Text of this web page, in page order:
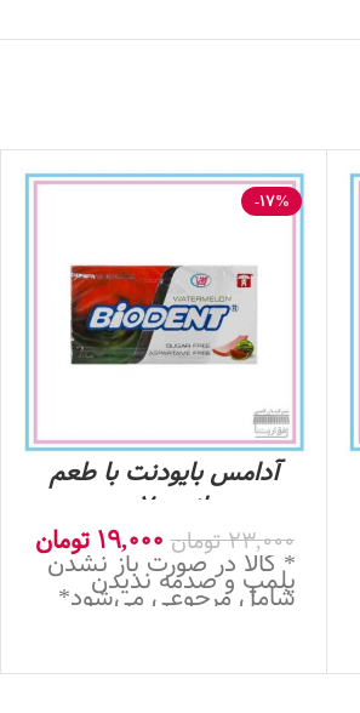
-17%
آدامس بایودنت با طعم
هندوانه – 7 عددی
23,000تومان 19,000 تومان
* کالا در صورت باز نشدن
پلمپ و صدمه ندیدن
شامل مرجوعی می‌شود*